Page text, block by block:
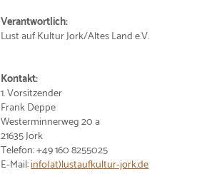
Verantwortlich:
Lust auf Kultur Jork/Altes Land e.V.
Kontakt:
1. Vorsitzender
Frank Deppe
Westerminnerweg 20 a
21635 Jork
Telefon: +49 160 8255025
E-Mail:info(at)lustaufkultur-jork.de